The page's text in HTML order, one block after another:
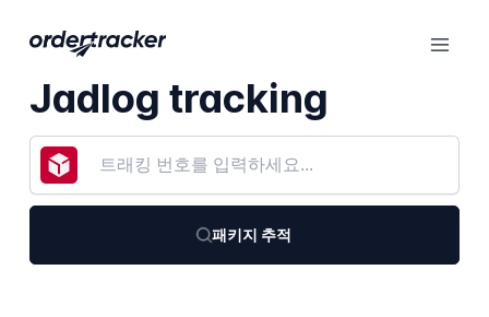
Jadlog tracking
패키지 추적